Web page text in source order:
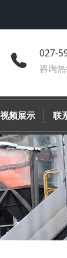
027-
咨询
视频展示 联